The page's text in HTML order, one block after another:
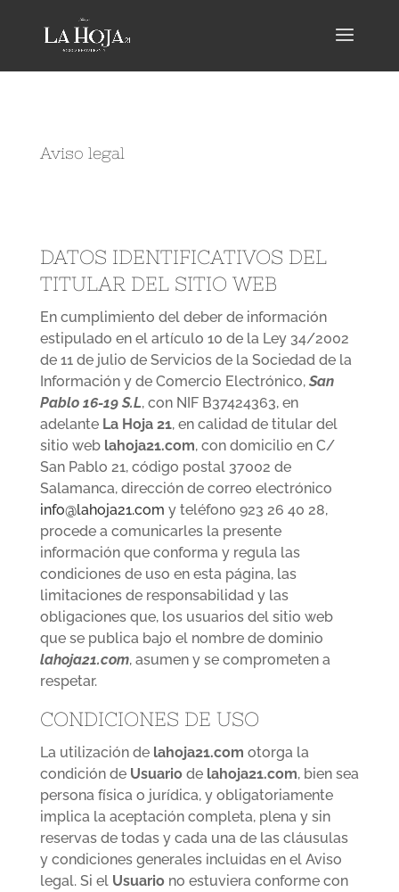
Aviso legal
DATOS IDENTIFICATIVOS DEL
TITULAR DEL SITIO WEB
En cumplimiento del deber de información
estipulado en el artículo 10 de la Ley 34/2002
de 11 de julio de Servicios de la Sociedad de la
Información y de Comercio Electrónico, San
Pablo 16-19 S.L, con NIF B37424363, en
adelante La Hoja 21, en calidad de titular del
sitio web lahoja21.com, con domicilio en C/
San Pablo 21, código postal 37002 de
Salamanca, dirección de correo electrónico
info@lahoja21.com y teléfono 923 26 40 28,
procede a comunicarles la presente
información que conforma y regula las
condiciones de uso en esta página, las
limitaciones de responsabilidad y las
obligaciones que, los usuarios del sitio web
que se publica bajo el nombre de dominio
lahoja21.com, asumen y se comprometen a
respetar.
CONDICIONES DE USO
La utilización de lahoja21.com otorga la
condición de Usuariode lahoja21.com, bien sea
persona física o jurídica, y obligatoriamente
implica la aceptación completa, plena y sin
reservas de todas y cada una de las cláusulas
y condiciones generales incluidas en el Aviso
legal. Si el Usuariono estuviera conforme con